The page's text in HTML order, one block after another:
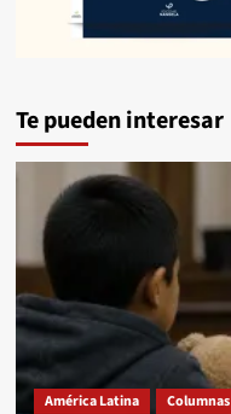
Te pueden interesar
América Latina Columnas